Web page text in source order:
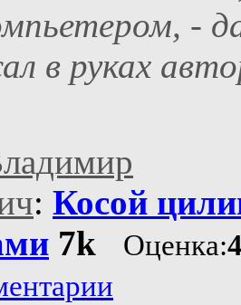
-
в руках
: Косой
7k Оценка: